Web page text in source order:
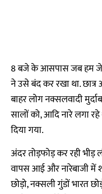
8 बजे के आसपास जब हम
ने उसे बंद कर रखा था.
बाहर लोग नक्सलवादी
सालों को, आदि नारे लगा रहे
दिया गया.
अंदर तोड़फोड़ कर रही भीड़
वापस आई और नारेबाजी में
छोड़ो, नक्सली गुंडों भारत